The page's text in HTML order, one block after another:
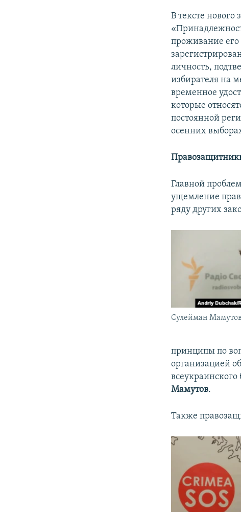
В тексте
проживание его
личность,
избирателя на
временное
которые
постоянной
осенних
Главной
ущемление прав
ряду других
Сулейман Мамутов
принципы по
организацией
Мамутов.
Также